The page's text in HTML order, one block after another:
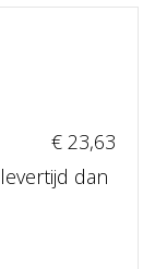
€ 23,63
dan